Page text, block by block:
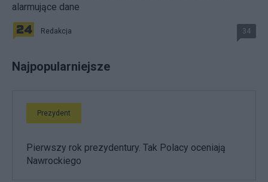
alarmujące dane
Redakcja 34
Najpopularniejsze
Prezydent
Pierwszy rok prezydentury. Tak Polacy oceniają
Nawrockiego